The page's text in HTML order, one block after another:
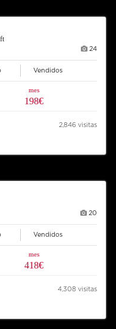
24
Vendidos
mes
198€
2,846 visitas
20
Vendidos
mes
418€
4,308 visitas